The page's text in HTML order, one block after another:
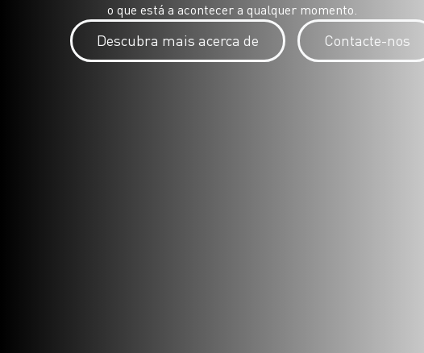
o que está a acontecer a qualquer momento.
Descubra mais acerca de Contacte-nos